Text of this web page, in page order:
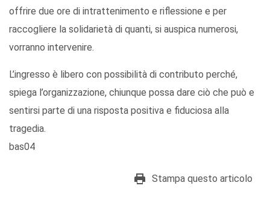
offrire due ore di intrattenimento e riflessione e per
raccogliere la solidarietà di quanti, si auspica numerosi,
vorranno intervenire.
L’ingresso è libero con possibilità di contributo perché,
spiega l’organizzazione, chiunque possa dare ciò che può e
sentirsi parte di una risposta positiva e fiduciosa alla
tragedia.
bas04
Stampa questo articolo